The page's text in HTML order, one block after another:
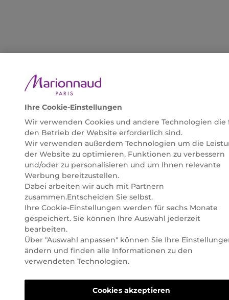
Ihre Cookie-Einstellungen
Wir verwenden Cookies und andere Technologien die
den Betrieb der Website erforderlich sind.
Wir verwenden außerdem Technologien um die
der Website zu optimieren, Funktionen zu verbessern
und/oder zu personalisieren und um Ihnen relevante
Werbung bereitzustellen.
Dabei arbeiten wir auch mit Partnern
zusammen.Entscheiden Sie selbst.
Ihre Cookie-Einstellungen werden für sechs Monate
gespeichert. Sie können Ihre Auswahl jederzeit
bearbeiten.
Über "Auswahl anpassen" können Sie Ihre
ändern und finden alle Informationen zu den
verwendeten Technologien.
Cookies akzeptieren